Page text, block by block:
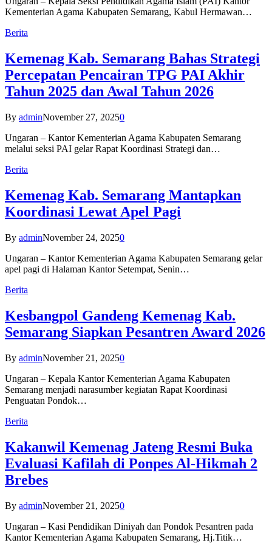
Kementerian Agama Kabupaten Semarang, Kabul Hermawan…
Berita
Kemenag Kab. Semarang Bahas Strategi
Percepatan Pencairan TPG PAI Akhir
Tahun 2025 dan Awal Tahun 2026
By adminNovember 27, 20250
Ungaran – Kantor Kementerian Agama Kabupaten Semarang
melalui seksi PAI gelar Rapat Koordinasi Strategi dan…
Berita
Kemenag Kab. Semarang Mantapkan
Koordinasi Lewat Apel Pagi
By adminNovember 24, 20250
Ungaran – Kantor Kementerian Agama Kabupaten Semarang gelar
apel pagi di Halaman Kantor Setempat, Senin…
Berita
Kesbangpol Gandeng Kemenag Kab.
Semarang Siapkan Pesantren Award 2026
By adminNovember 21, 20250
Ungaran – Kepala Kantor Kementerian Agama Kabupaten
Semarang menjadi narasumber kegiatan Rapat Koordinasi
Penguatan Pondok…
Berita
Kakanwil Kemenag Jateng Resmi Buka
Evaluasi Kafilah di Ponpes Al-Hikmah 2
Brebes
By adminNovember 21, 20250
Ungaran – Kasi Pendidikan Diniyah dan Pondok Pesantren pada
Kantor Kementerian Agama Kabupaten Semarang, Hj.Titik…